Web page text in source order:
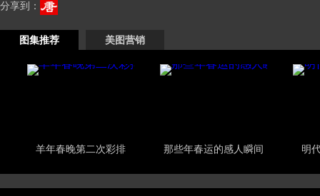
分享到：
图集推荐 美图营销
羊年春晚第二次彩排 那些年春运的感人瞬间 明